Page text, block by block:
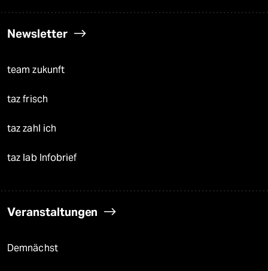
Newsletter
team zukunft
taz frisch
taz zahl ich
taz lab Infobrief
Veranstaltungen
Demnächst